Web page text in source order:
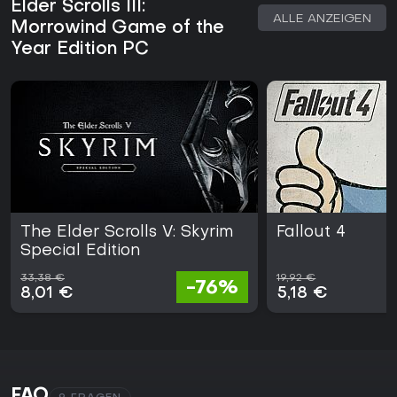
Elder Scrolls III:
Morrowind Game of the
Year Edition PC
ALLE ANZEIGEN
The Elder Scrolls V: Skyrim
Special Edition
33,38 €
8,01 € -76%
Fallout 4
19,92 €
5,18 €